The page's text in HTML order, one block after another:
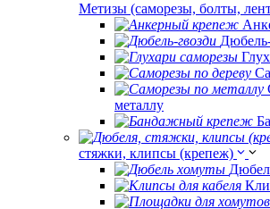
Метизы (саморезы, болты,
металлу
стяжки, клипсы (крепеж)